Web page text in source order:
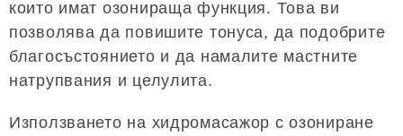
които имат озонираща функция. Това ви
позволява да повишите тонуса, да подобрите
благосъстоянието и да намалите мастните
натрупвания и целулита.
Използването на хидромасажор с озониране